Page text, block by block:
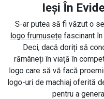
Ieși În
S-ar putea să fi văzut o
logo frumusețe fascinant
Deci, dacă doriți să
rămâneți în viață în
logo care să vă facă
logo-uri de machiaj oferită
pentru a